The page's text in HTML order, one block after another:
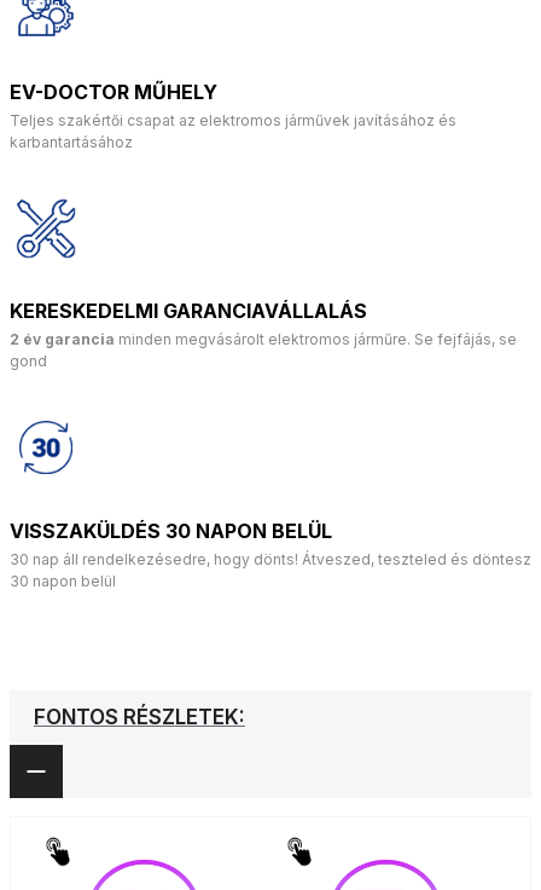
EV-DOCTOR MŰHELY
Teljes szakértői csapat az elektromos járművek javításához és
karbantartásához
KERESKEDELMI GARANCIAVÁLLALÁS
2 év garancia minden megvásárolt elektromos járműre. Se fejfájás, se
gond
VISSZAKÜLDÉS 30 NAPON BELÜL
30 nap áll rendelkezésedre, hogy dönts! Átveszed, teszteled és döntesz
30 napon belül
FONTOS RÉSZLETEK: